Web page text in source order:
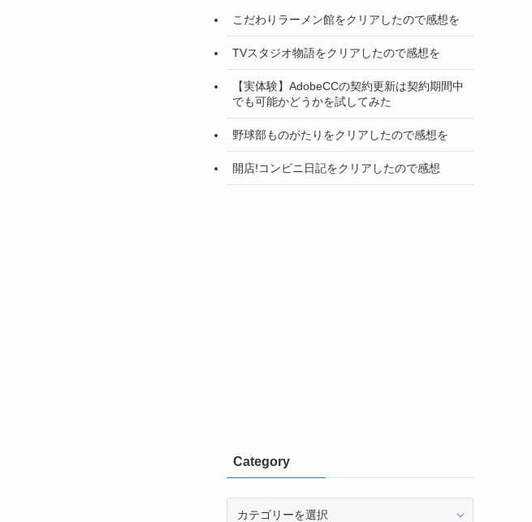
こだわりラーメン館をクリアしたので感想を
TVスタジオ物語をクリアしたので感想を
【実体験】AdobeCCの契約更新は契約期間中
でも可能かどうかを試してみた
野球部ものがたりをクリアしたので感想を
開店!コンビニ日記をクリアしたので感想
Category